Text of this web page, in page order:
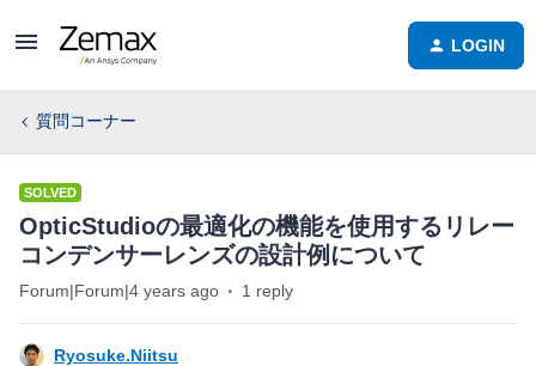
LOGIN
質問コーナー
SOLVED
OpticStudioの最適化の機能を使用するリレー
コンデンサーレンズの設計例について
Forum|Forum|4 years ago 1 reply
Ryosuke.Niitsu